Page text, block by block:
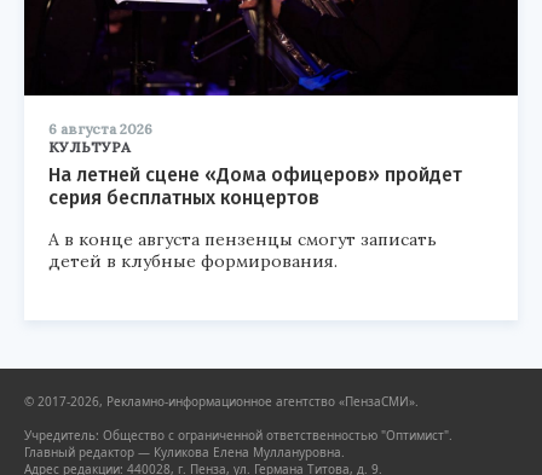
6 августа 2026
КУЛЬТУРА
На летней сцене «Дома офицеров» пройдет
серия бесплатных концертов
А в конце августа пензенцы смогут записать
детей в клубные формирования.
© 2017-2026, Рекламно-информационное агентство «ПензаСМИ».
Учредитель: Общество с ограниченной ответственностью "Оптимист".
Главный редактор — Куликова Елена Муллануровна.
Адрес редакции: 440028, г. Пенза, ул. Германа Титова, д. 9.